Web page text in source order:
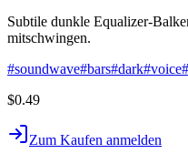
Subtile dunkle Equalizer-
mitschwingen.
#soundwave#bars#dark#voice#
$0.49
Zum Kaufen anmelden